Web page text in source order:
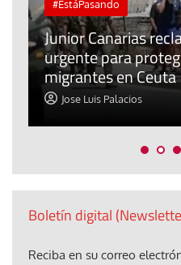
#EstáPasando
Junior Canarias
urgente para
migrantes en Ceuta
Jose Luis Palacios
Boletín digital
Reciba en su correo